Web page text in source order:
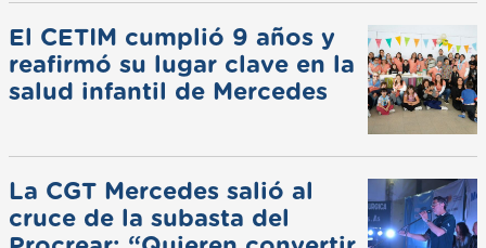
El CETIM cumplió 9 años y
reafirmó su lugar clave en la
salud infantil de Mercedes
La CGT Mercedes salió al
cruce de la subasta del